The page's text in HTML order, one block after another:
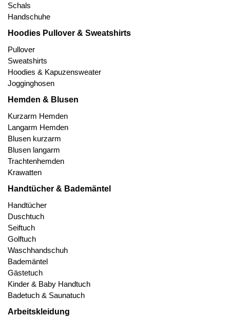
Schals
Handschuhe
Hoodies Pullover & Sweatshirts
Pullover
Sweatshirts
Hoodies & Kapuzensweater
Jogginghosen
Hemden & Blusen
Kurzarm Hemden
Langarm Hemden
Blusen kurzarm
Blusen langarm
Trachtenhemden
Krawatten
Handtücher & Bademäntel
Handtücher
Duschtuch
Seiftuch
Golftuch
Waschhandschuh
Bademäntel
Gästetuch
Kinder & Baby Handtuch
Badetuch & Saunatuch
Arbeitskleidung